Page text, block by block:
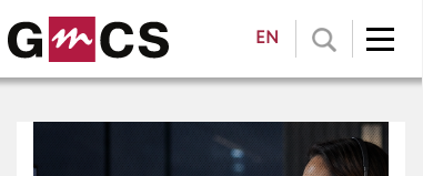
EN